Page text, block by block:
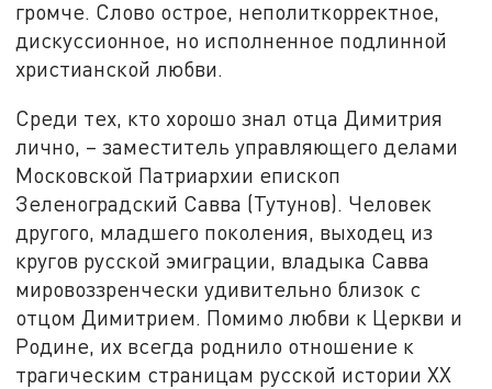
громче. Слово острое, неполиткорректное,
дискуссионное, но исполненное подлинной
христианской любви.
Среди тех, кто хорошо знал отца Димитрия
лично, – заместитель управляющего делами
Московской Патриархии епископ
Зеленоградский Савва (Тутунов). Человек
другого, младшего поколения, выходец из
кругов русской эмиграции, владыка Савва
мировоззренчески удивительно близок с
отцом Димитрием. Помимо любви к Церкви и
Родине, их всегда роднило отношение к
трагическим страницам русской истории XX